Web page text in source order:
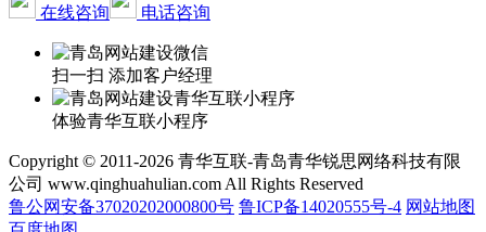
在线咨询
电话咨询
扫一扫 添加客户经理
体验青华互联小程序
Copyright © 2011-2026 青华互联-青岛青华锐思网络科技有限
公司 www.qinghuahulian.com All Rights Reserved
鲁公网安备37020202000800号 鲁ICP备14020555号-4 网站地图